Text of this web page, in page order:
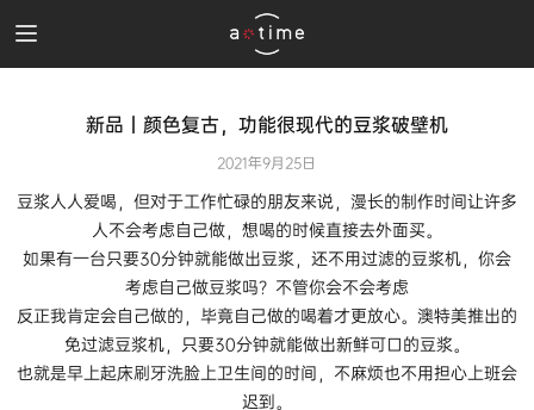
新品丨颜色复古，功能很现代的豆浆破壁机
2021年9月25日
豆浆人人爱喝，但对于工作忙碌的朋友来说，漫长的制作时间让许多
人不会考虑自己做，想喝的时候直接去外面买。
如果有一台只要30分钟就能做出豆浆，还不用过滤的豆浆机，你会
考虑自己做豆浆吗？不管你会不会考虑
反正我肯定会自己做的，毕竟自己做的喝着才更放心。澳特美推出的
免过滤豆浆机，只要30分钟就能做出新鲜可口的豆浆。
也就是早上起床刷牙洗脸上卫生间的时间，不麻烦也不用担心上班会
迟到。